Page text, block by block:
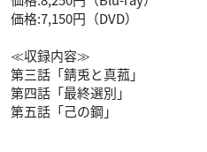
価格:7,150円（DVD）
≪収録内容≫
第三話「錆兎と真菰」
第四話「最終選別」
第五話「己の鋼」